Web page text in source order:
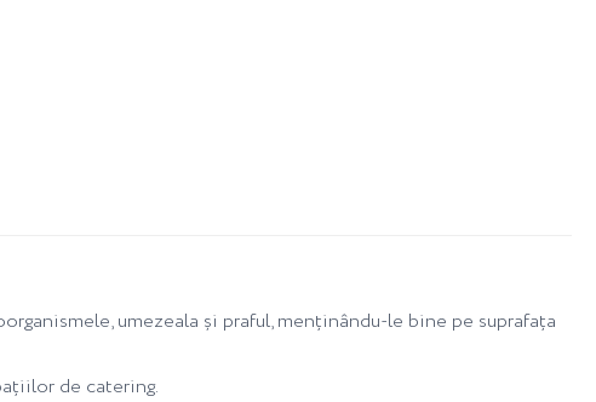
umezeala și praful, menținându-le bine pe suprafața
de catering.